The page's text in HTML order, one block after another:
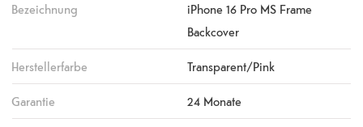
Bezeichnung
iPhone 16 Pro MS Frame
Backcover
Herstellerfarbe Transparent/Pink
Garantie 24 Monate